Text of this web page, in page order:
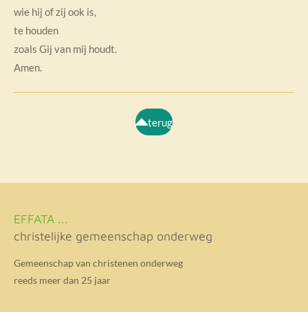
wie hij of zij ook is,
te houden
zoals Gij van mij houdt.
Amen.
terug
EFFATA ...
christelijke gemeenschap onderweg
Gemeenschap van christenen onderweg
reeds meer dan 25 jaar